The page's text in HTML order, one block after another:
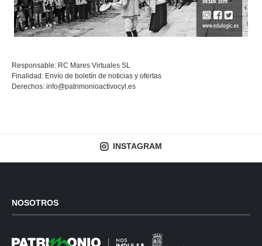
Responsable: RC Mares Virtuales SL
Finalidad: Envío de boletín de noticias y ofertas
Derechos: info@patrimonioactivocyl.es
INSTAGRAM
NOSOTROS